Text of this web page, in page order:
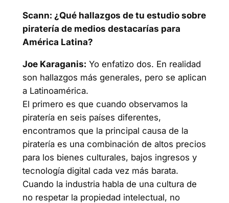
Scann: ¿Qué hallazgos de tu estudio sobre
piratería de medios destacarías para
América Latina?
Joe Karaganis: Yo enfatizo dos. En realidad
son hallazgos más generales, pero se aplican
a Latinoamérica.
El primero es que cuando observamos la
piratería en seis países diferentes,
encontramos que la principal causa de la
piratería es una combinación de altos precios
para los bienes culturales, bajos ingresos y
tecnología digital cada vez más barata.
Cuando la industria habla de una cultura de
no respetar la propiedad intelectual, no